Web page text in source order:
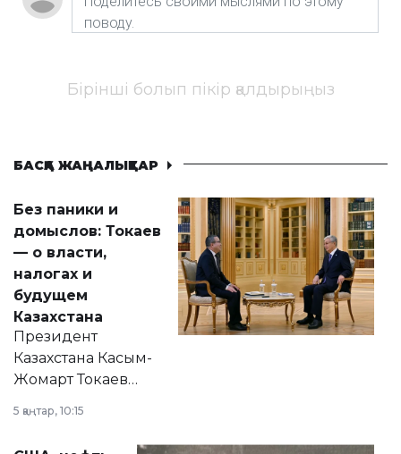
Бірінші болып пікір қалдырыңыз
БАСҚА ЖАҢАЛЫҚТАР
Без паники и
домыслов: Токаев
— о власти,
налогах и
будущем
Казахстана
Президент
Казахстана Касым-
Жомарт Токаев
сразу несколько
актуальных тем —
5 қаңтар, 10:15